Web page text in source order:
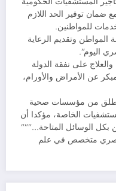
ضمان توفير الحد اللازم
للمواطنين.
وتقديم الرعاية
اليوم”.
على نفقة الدولة
عن الأمراض والأورام،
من مؤسسات صحية
الخاصة، مؤكدا أن
بكل الوسائل المتاحة…”””
متخصص في علم